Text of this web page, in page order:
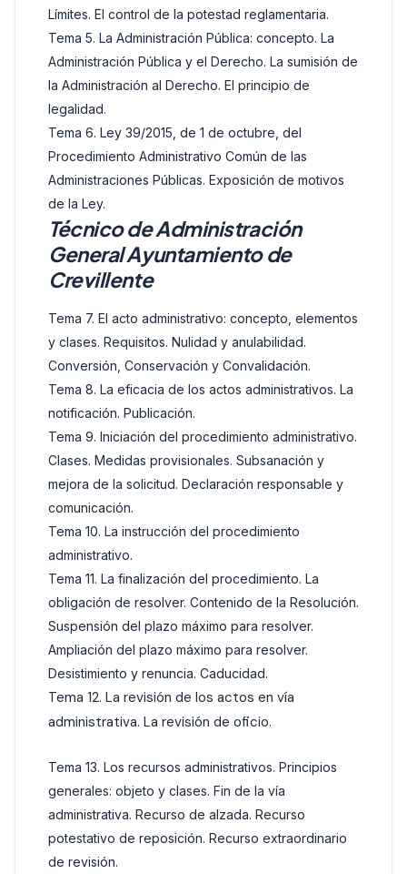
Límites. El control de la potestad reglamentaria.
Tema 5. La Administración Pública: concepto. La
Administración Pública y el Derecho. La sumisión de
la Administración al Derecho. El principio de
legalidad.
Tema 6. Ley 39/2015, de 1 de octubre, del
Procedimiento Administrativo Común de las
Administraciones Públicas. Exposición de motivos
de la Ley.
Técnico de Administración
General Ayuntamiento de
Crevillente
Tema 7. El acto administrativo: concepto, elementos
y clases. Requisitos. Nulidad y anulabilidad.
Conversión, Conservación y Convalidación.
Tema 8. La eficacia de los actos administrativos. La
notificación. Publicación.
Tema 9. Iniciación del procedimiento administrativo.
Clases. Medidas provisionales. Subsanación y
mejora de la solicitud. Declaración responsable y
comunicación.
Tema 10. La instrucción del procedimiento
administrativo.
Tema 11. La finalización del procedimiento. La
obligación de resolver. Contenido de la Resolución.
Suspensión del plazo máximo para resolver.
Ampliación del plazo máximo para resolver.
Desistimiento y renuncia. Caducidad.
Tema 12. La revisión de los actos en vía
administrativa. La revisión de oficio.
Tema 13. Los recursos administrativos. Principios
generales: objeto y clases. Fin de la vía
administrativa. Recurso de alzada. Recurso
potestativo de reposición. Recurso extraordinario
de revisión.